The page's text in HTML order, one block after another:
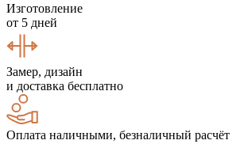
Изготовление
от 5 дней
Замер, дизайн
и доставка бесплатно
Оплата наличными, безналичный расчёт